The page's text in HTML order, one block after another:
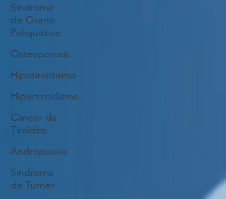
Síndrome
de Ovario
Poliquístico
Osteoporosis
Hipotiroidismo
Hipertiroidismo
Cáncer de
Tiroides
Andropausia
Sindrome
de Turner